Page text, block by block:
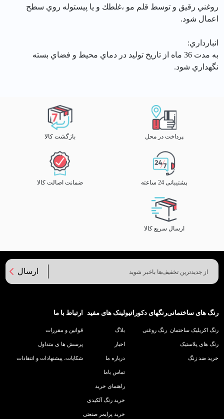
روغني رقيق و توسط قلم مو ،غلطك و يا پيستوله روي سطح
اعمال شود.
انبارداري:
به مدت 36 ماه از تاريخ توليد در دماي محيط و فضاي بسته
نگهداري شود.
پرداخت در محل بازگشت کالا
پشتیبانی 24 ساعته ضمانت اصالت کالا
ارسال سریع کالا
ارسال
رنگ های ساختمانی
رنگ اکریلیک ساختمان
رنگ های پلاستیک
خرید ضد زنگ
رنگهای دکوراتیو
رنگ روغنی
لینک های مفید
بلاگ
اخبار
درباره ما
تماس باما
راهنمای خرید
خرید رنگ آلکیدی
خرید پرایمر صنعتی
ارتباط با ما
قوانین و مقررات
پرسش ها ی متداول
شکایات، پیشنهادات و انتقادات